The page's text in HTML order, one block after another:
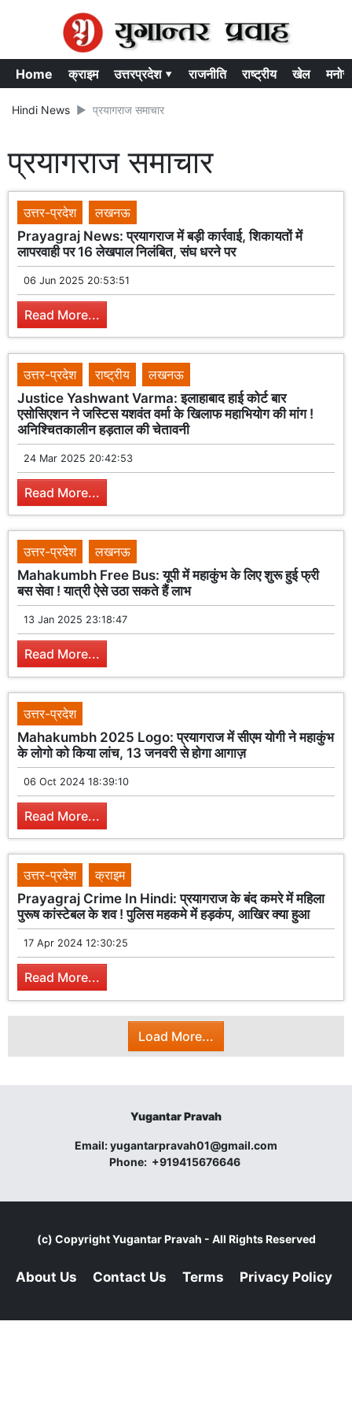
Home क्राइम उत्तरप्रदेश ▾ राजनीति राष्ट्रीय खेल
Hindi News प्रयागराज समाचार
प्रयागराज समाचार
उत्तर-प्रदेश
लखनऊ
Prayagraj News: प्रयागराज में बड़ी कार्रवाई, शिकायतों में
लापरवाही पर 16 लेखपाल निलंबित, संघ धरने पर
06 Jun 2025 20:53:51
Read More...
उत्तर-प्रदेश राष्ट्रीय
लखनऊ
Justice Yashwant Varma: इलाहाबाद हाई कोर्ट बार
एसोसिएशन ने जस्टिस यशवंत वर्मा के खिलाफ महाभियोग की मांग !
अनिश्चितकालीन हड़ताल की चेतावनी
24 Mar 2025 20:42:53
Read More...
उत्तर-प्रदेश
लखनऊ
Mahakumbh Free Bus: यूपी में महाकुंभ के लिए शुरू हुई फ्री
बस सेवा ! यात्री ऐसे उठा सकते हैं लाभ
13 Jan 2025 23:18:47
Read More...
उत्तर-प्रदेश
Mahakumbh 2025 Logo: प्रयागराज में सीएम योगी ने महाकुंभ
के लोगो को किया लांच, 13 जनवरी से होगा आगाज़
06 Oct 2024 18:39:10
Read More...
उत्तर-प्रदेश
क्राइम
Prayagraj Crime In Hindi: प्रयागराज के बंद कमरे में महिला
पुरूष कांस्टेबल के शव ! पुलिस महकमे में हड़कंप, आखिर क्या हुआ
17 Apr 2024 12:30:25
Read More...
Load More...
Yugantar Pravah
Email:yugantarpravah01@gmail.com
Phone: +919415676646
(c) CopyrightYugantar Pravah - All Rights Reserved
About Us Contact Us Terms Privacy Policy